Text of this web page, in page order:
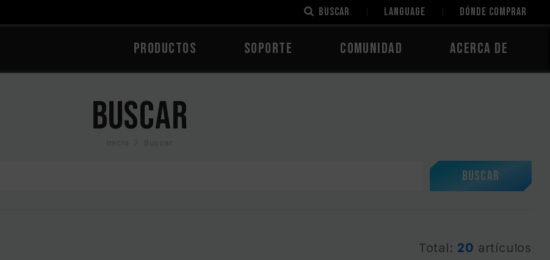
Buscar LANGUAGE Dónde comprar
PRODUCTOS Soporte Comunidad Acerca de
Buscar
Buscar
Total: 20 artículos